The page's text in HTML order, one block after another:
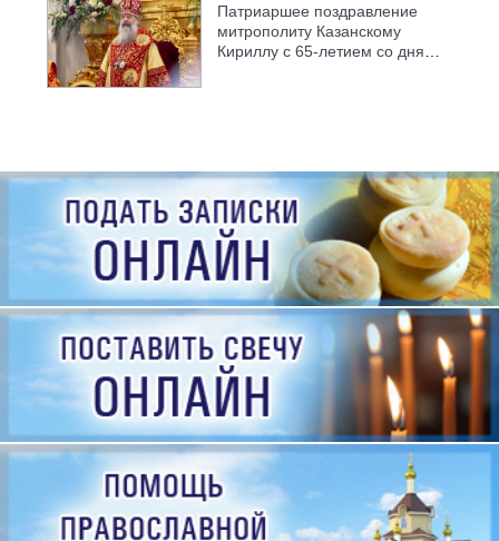
Патриаршее поздравление
митрополиту Казанскому
Кириллу с 65-летием со дня